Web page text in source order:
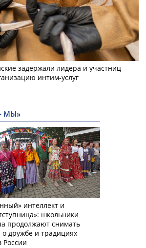
задержали лидера и участниц
интим-услуг
МЫ»
интеллект и
школьники
продолжают снимать
дружбе и традициях
России